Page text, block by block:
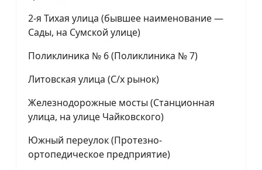
2-я Тихая улица (бывшее наименование —
Сады, на Сумской улице)
Поликлиника № 6 (Поликлиника № 7)
Литовская улица (С/х рынок)
Железнодорожные мосты (Станционная
улица, на улице Чайковского)
Южный переулок (Протезно-
ортопедическое предприятие)